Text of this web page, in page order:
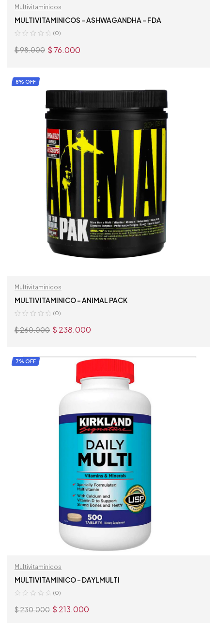
Multivitaminicos
MULTIVITAMINICOS – ASHWAGANDHA – FDA
(0)
$98.000 $ 76.000
8% OFF
Multivitaminicos
MULTIVITAMINICO – ANIMAL PACK
(0)
$260.000 $ 238.000
AÑADIR AL CARRITO
7% OFF
Multivitaminicos
MULTIVITAMINICO – DAYLMULTI
(0)
$230.000 $ 213.000